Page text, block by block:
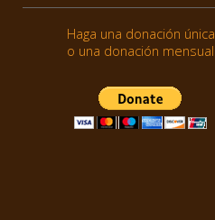
Haga una donación única
o una donación mensual